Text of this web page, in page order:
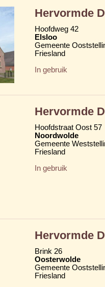
Hervormde
Hoofdweg 42
Elsloo
Gemeente
Friesland
In gebruik
Hervormde
Hoofdstraat Oost 57
Noordwolde
Gemeente
Friesland
In gebruik
Hervormde
Brink 26
Oosterwolde
Gemeente
Friesland